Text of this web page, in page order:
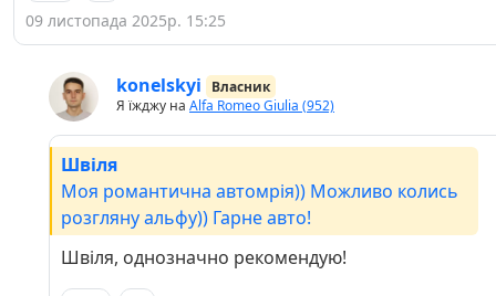
09 листопада 2025р. 15:25
konelskyi
Власник
Я їжджу на Alfa Romeo Giulia (952)
Швіля
Моя романтична автомрія)) Можливо колись
розгляну альфу)) Гарне авто!
Швіля, однозначно рекомендую!